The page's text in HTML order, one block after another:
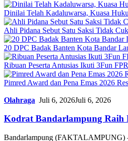
Dinilai Telah Kadaluwarsa, Kuasa
Ahli Pidana Sebut Satu Saksi Tidak
20 DPC Badak Banten Kota Bandar
Ribuan Peserta Antusias Ikuti 3Fun
Pimred Award dan Pena Emas 2026
Olahraga Juli 6, 2026Juli 6, 2026
Kodrat Bandarlampung Raih
Bandarlampung (FAKTALAMPUNG)